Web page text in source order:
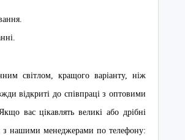
світлом, кращого варіанту, ніж
відкриті до співпраці з оптовими
вас цікавлять великі або дрібні
з нашими менеджерами по телефону: